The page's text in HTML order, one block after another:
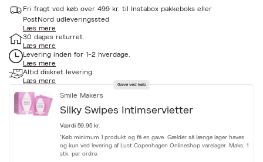
c
e
s
i
b
i
l
i
Fri fragt ved køb over 499 kr. til Instabox pakkeboks eller
PostNord udleveringssted
Læs mere
30 dages returret.
Læs mere
Levering inden for 1-2 hverdage.
Læs mere
Altid diskret levering.
Læs mere
Gave ved køb
Smile Makers
Silky Swipes Intimservietter
Værdi 59,95 kr.
*Køb minimum 1 produkt og få en gave. Gælder så længe lager haves
og kun ved levering af Lust Copenhagen Onlineshop varelager. Maks. 1
stk. per ordre.